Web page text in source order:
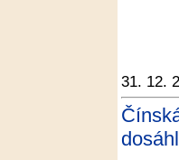
31. 12.